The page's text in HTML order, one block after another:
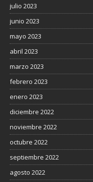
julio 2023
junio 2023
mayo 2023
abril 2023
marzo 2023
febrero 2023
enero 2023
diciembre 2022
noviembre 2022
octubre 2022
septiembre 2022
agosto 2022